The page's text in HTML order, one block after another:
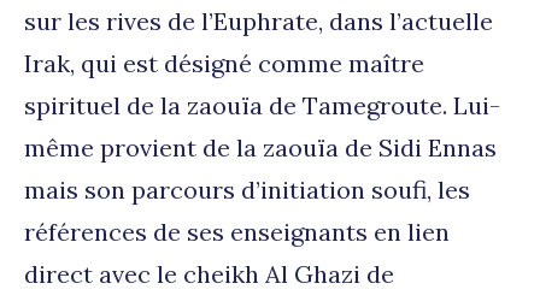
sur les rives de l’Euphrate, dans l’actuelle
Irak, qui est désigné comme maître
spirituel de la zaouïa de Tamegroute. Lui-
même provient de la zaouïa de Sidi Ennas
mais son parcours d’initiation soufi, les
références de ses enseignants en lien
direct avec le cheikh Al Ghazi de